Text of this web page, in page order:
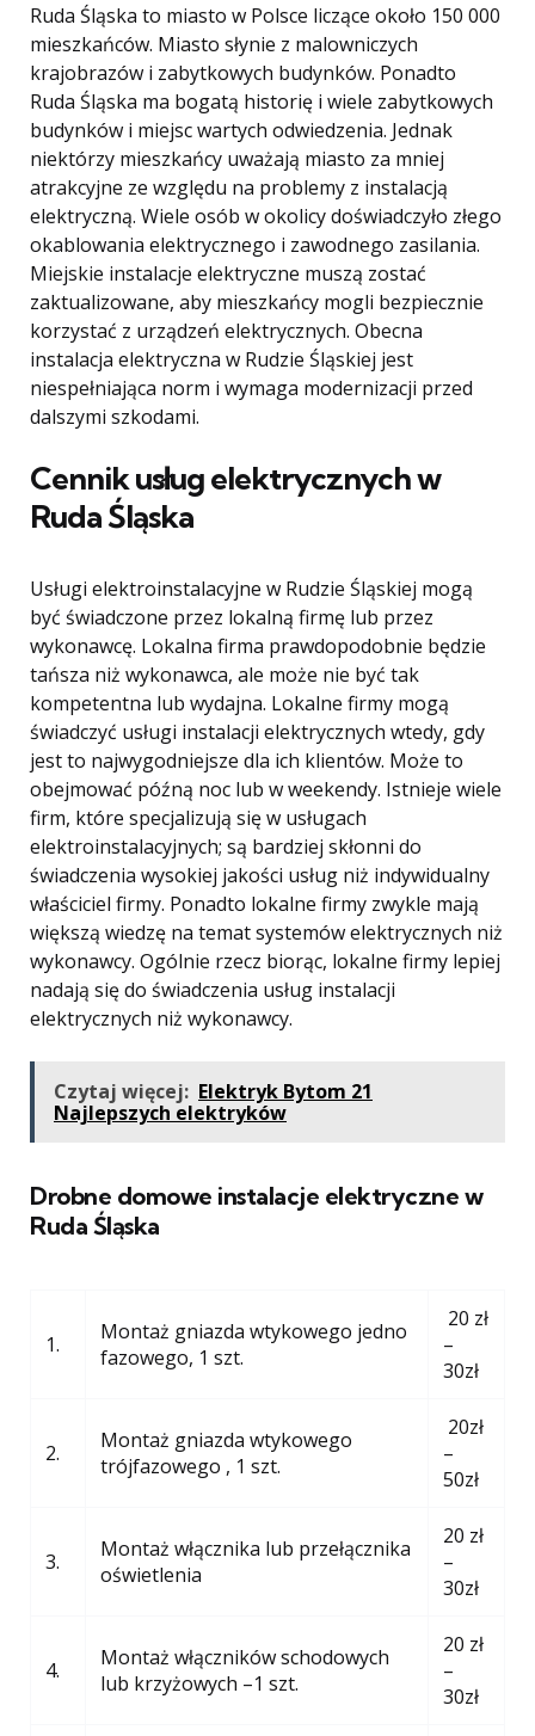
Ruda Śląska to miasto w Polsce liczące około 150 000
mieszkańców. Miasto słynie z malowniczych
krajobrazów i zabytkowych budynków. Ponadto
Ruda Śląska ma bogatą historię i wiele zabytkowych
budynków i miejsc wartych odwiedzenia. Jednak
niektórzy mieszkańcy uważają miasto za mniej
atrakcyjne ze względu na problemy z instalacją
elektryczną. Wiele osób w okolicy doświadczyło złego
okablowania elektrycznego i zawodnego zasilania.
Miejskie instalacje elektryczne muszą zostać
zaktualizowane, aby mieszkańcy mogli bezpiecznie
korzystać z urządzeń elektrycznych. Obecna
instalacja elektryczna w Rudzie Śląskiej jest
niespełniająca norm i wymaga modernizacji przed
dalszymi szkodami.
Cennik usług elektrycznych w
Ruda Śląska
Usługi elektroinstalacyjne w Rudzie Śląskiej mogą
być świadczone przez lokalną firmę lub przez
wykonawcę. Lokalna firma prawdopodobnie będzie
tańsza niż wykonawca, ale może nie być tak
kompetentna lub wydajna. Lokalne firmy mogą
świadczyć usługi instalacji elektrycznych wtedy, gdy
jest to najwygodniejsze dla ich klientów. Może to
obejmować późną noc lub w weekendy. Istnieje wiele
firm, które specjalizują się w usługach
elektroinstalacyjnych; są bardziej skłonni do
świadczenia wysokiej jakości usług niż indywidualny
właściciel firmy. Ponadto lokalne firmy zwykle mają
większą wiedzę na temat systemów elektrycznych niż
wykonawcy. Ogólnie rzecz biorąc, lokalne firmy lepiej
nadają się do świadczenia usług instalacji
elektrycznych niż wykonawcy.
Czytaj więcej: Elektryk Bytom 21
Najlepszych elektryków
Drobne domowe instalacje elektryczne w
Ruda Śląska
1.
Montaż gniazda wtykowego jedno
fazowego, 1 szt.
20 zł
–
30zł
2.
Montaż gniazda wtykowego
trójfazowego , 1 szt.
20zł
–
50zł
3.
Montaż włącznika lub przełącznika
oświetlenia
20 zł
–
30zł
4.
Montaż włączników schodowych
lub krzyżowych –1 szt.
20 zł
–
30zł